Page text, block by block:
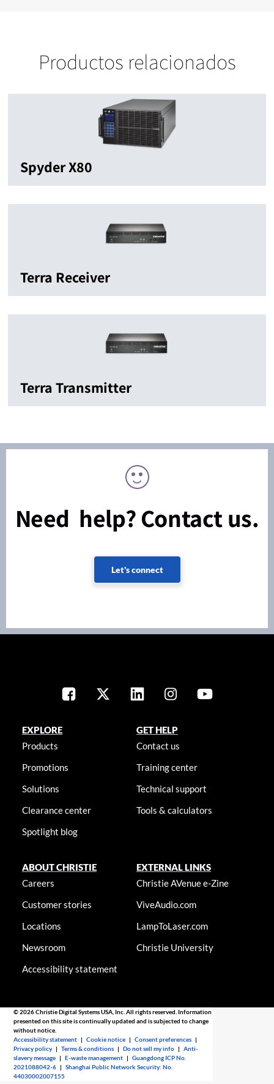
Productos relacionados
Spyder X80
Terra Receiver
Terra Transmitter
Need help? Contact us.
Let's connect
EXPLORE
Products
Promotions
Solutions
Clearance center
Spotlight blog
GET HELP
Contact us
Training center
Technical support
Tools & calculators
ABOUT CHRISTIE
Careers
Customer stories
Locations
Newsroom
Accessibility statement
EXTERNAL LINKS
Christie AVenue e-Zine
ViveAudio.com
LampToLaser.com
Christie University
© 2026 Christie Digital Systems USA, Inc. All rights reserved. Information
presented on this site is continually updated and is subjected to change
without notice.
Accessibility statement |Cookie notice |Consent preferences |
Privacy policy |Terms & conditions |Do not sell my info |Anti-
slavery message |E-waste management |Guangdong ICP No.
2021088042-6 |Shanghai Public Network Security: No.
44030002007155